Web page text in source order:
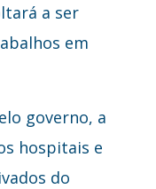
a ser
em
governo, a
hospitais e
do